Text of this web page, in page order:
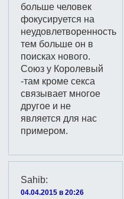
больше человек
фокусируется на
неудовлетворенность
тем больше он в
поисках нового.
Союз у Королевый
-там кроме секса
связывает многое
другое и не
является для нас
примером.
Sahib:
04.04.2015 в 20:26